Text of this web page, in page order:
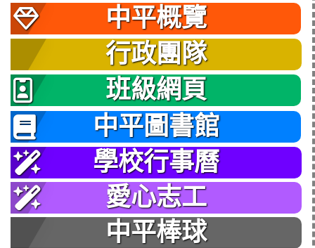
中平概覽
行政團隊
班級網頁
中平圖書館
學校行事曆
愛心志工
中平棒球